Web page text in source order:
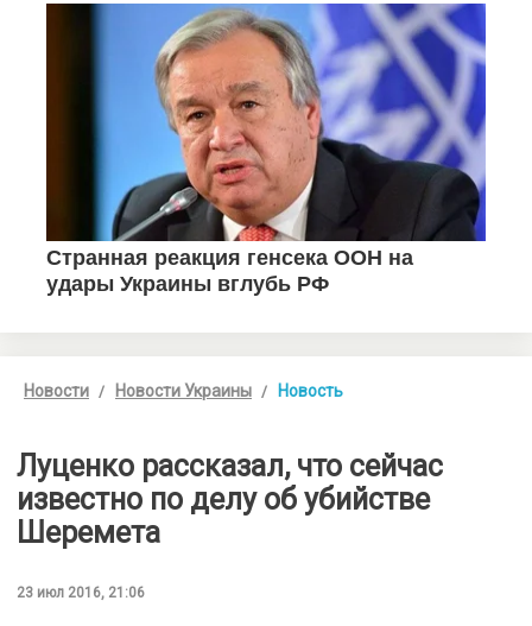
Новости Новости Украины Новость
Луценко рассказал, что сейчас
известно по делу об убийстве
Шеремета
23 июл 2016, 21:06